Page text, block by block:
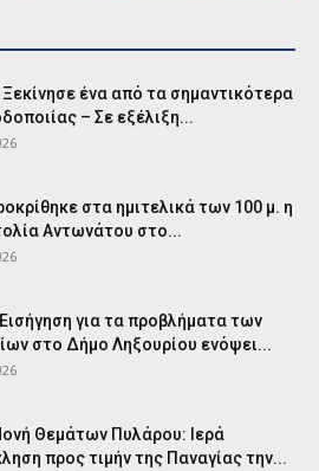
Ξεκίνησε ένα από τα σημαντικότερα
– Σε εξέλιξη...
στα ημιτελικά των 100 μ. η
Αντωνάτου στο...
για τα προβλήματα των
στο Δήμο Ληξουρίου ενόψει...
Θεμάτων Πυλάρου: Ιερά
προς τιμήν της Παναγίας την...